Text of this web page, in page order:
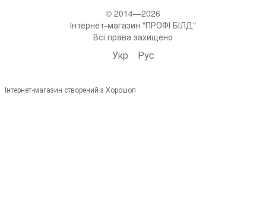
© 2014—2026
Інтернет-магазин "ПРОФІ БІЛД"
Всі права захищено
Укр Рус
Інтернет-магазин створений з Хорошоп